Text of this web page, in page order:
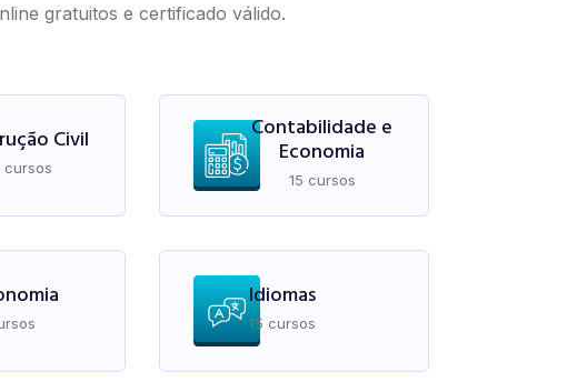
gratuitos e certificado válido.
Civil
cursos
Contabilidade e
Economia
15 cursos
Idiomas
15 cursos